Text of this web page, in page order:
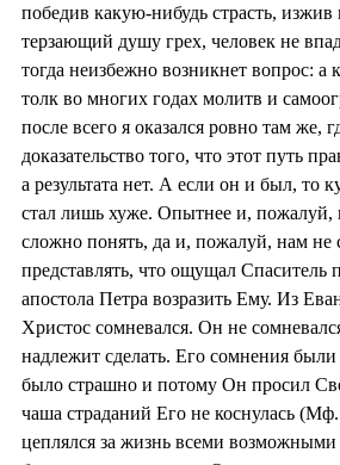
победив какую-нибудь страсть, изжив
терзающий душу грех, человек не
тогда неизбежно возникнет вопрос: а
толк во многих годах молитв и
после всего я оказался ровно там же,
доказательство того, что этот путь
а результата нет. А если он и был, то
стал лишь хуже. Опытнее и,
сложно понять, да и, пожалуй, нам не
представлять, что ощущал Спаситель
апостола Петра возразить Ему. Из
Христос сомневался. Он не
надлежит сделать. Его сомнения
было страшно и потому Он просил
чаша страданий Его не коснулась
цеплялся за жизнь всеми